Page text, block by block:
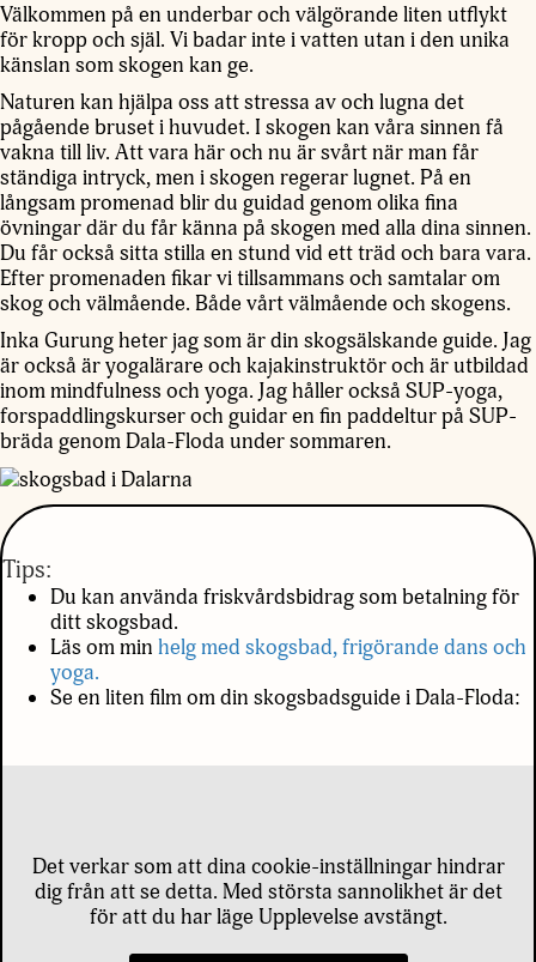
Välkommen på en underbar och välgörande liten utflykt
för kropp och själ. Vi badar inte i vatten utan i den unika
känslan som skogen kan ge.
Naturen kan hjälpa oss att stressa av och lugna det
pågående bruset i huvudet. I skogen kan våra sinnen få
vakna till liv. Att vara här och nu är svårt när man får
ständiga intryck, men i skogen regerar lugnet. På en
långsam promenad blir du guidad genom olika fina
övningar där du får känna på skogen med alla dina sinnen.
Du får också sitta stilla en stund vid ett träd och bara vara.
Efter promenaden fikar vi tillsammans och samtalar om
skog och välmående. Både vårt välmående och skogens.
Inka Gurung heter jag som är din skogsälskande guide. Jag
är också är yogalärare och kajakinstruktör och är utbildad
inom mindfulness och yoga. Jag håller också SUP-yoga,
forspaddlingskurser och guidar en fin paddeltur på SUP-
bräda genom Dala-Floda under sommaren.
Tips:
Du kan använda friskvårdsbidrag som betalning för
ditt skogsbad.
Läs om min helg med skogsbad, frigörande dans och
yoga.
Se en liten film om din skogsbadsguide i Dala-Floda:
Det verkar som att dina cookie-inställningar hindrar
dig från att se detta. Med största sannolikhet är det
för att du har läge Upplevelse avstängt.
välja bort. De
att hemsidan
över huvud
taget ska
För att vi ska
kunna
förbättra